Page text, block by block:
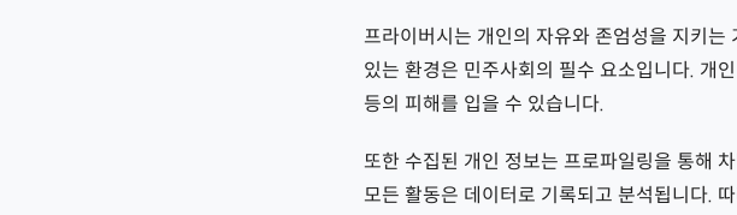
프라이버시는 개인의 자유와 존엄성을 지키
있는 환경은 민주사회의 필수 요소입니다. 개
등의 피해를 입을 수 있습니다.
또한 수집된 개인 정보는 프로파일링을 통해
모든 활동은 데이터로 기록되고 분석됩니다.